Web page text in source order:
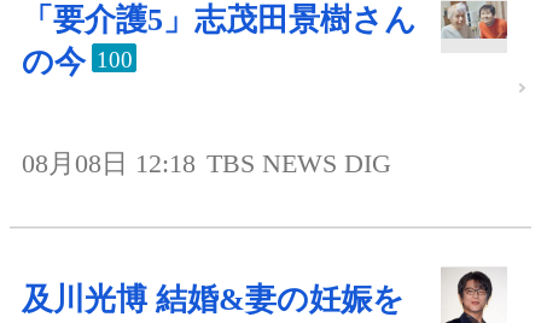
「要介護5」志茂田景樹さん
の今 100
08月08日 12:18 TBS NEWS DIG
及川光博 結婚&妻の妊娠を